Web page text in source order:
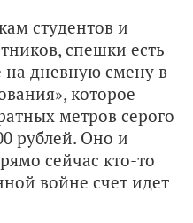
студентов и
спешки есть
дневную смену в
которое
метров серого
рублей. Оно и
сейчас кто-то
войне счет идет